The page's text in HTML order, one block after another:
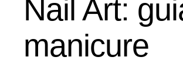
Nail Art:
manicure